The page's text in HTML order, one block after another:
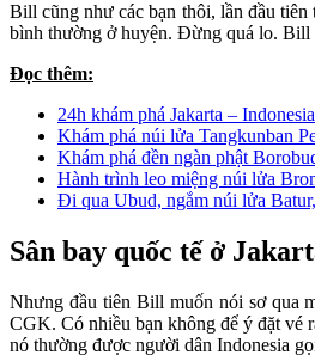
Bill cũng như các bạn thôi, lần đầu
bình thường ở huyện. Đừng quá lo. Bill
Đọc thêm:
24h khám phá Jakarta – Indonesia
Khám phá núi lửa Tangkunban
Khám phá đền ngàn phật
Hành trình leo miệng núi lửa
Đi qua Ubud, ngắm núi lửa
Sân bay quốc tế ở
Nhưng đầu tiên Bill muốn nói sơ qua
CGK. Có nhiều bạn không để ý đặt vé
nó thường được người dân Indonesia